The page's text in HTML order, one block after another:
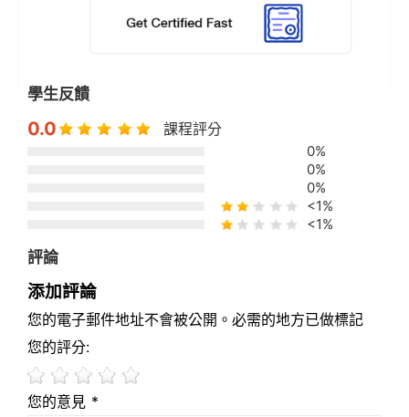
學生反饋
0.0 課程評分
0%
0%
0%
<1%
<1%
評論
添加評論
您的電子郵件地址不會被公開。必需的地方已做標記
您的評分:
您的意見 *